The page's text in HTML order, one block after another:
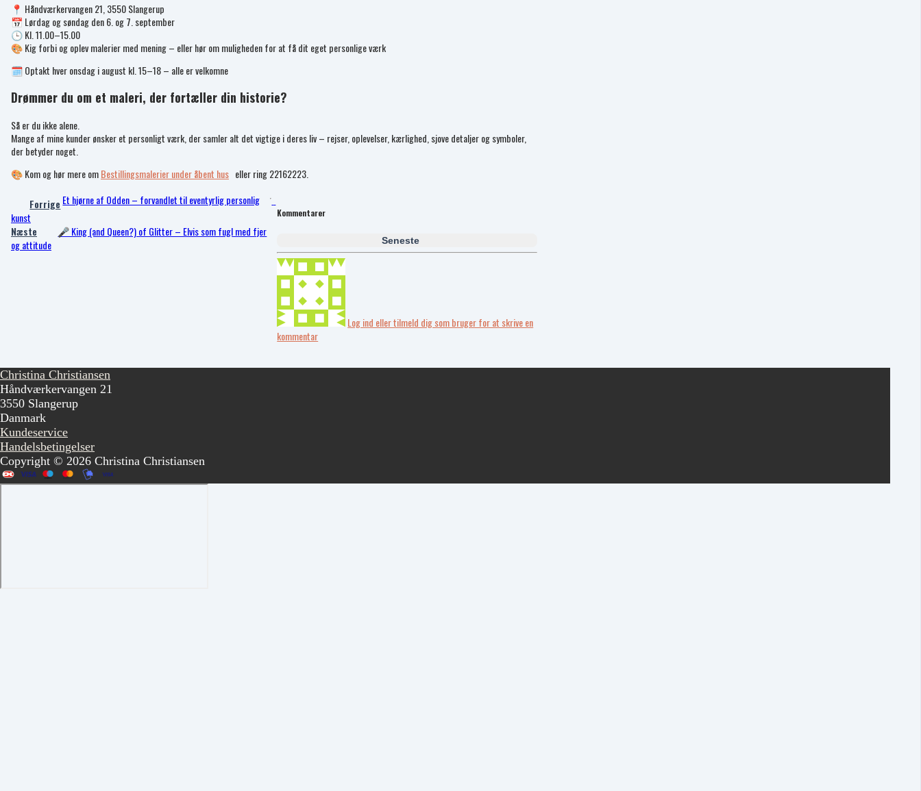
📍 Håndværkervangen 21, 3550 Slangerup
📅 Lørdag og søndag den 6. og 7. september
🕒 Kl. 11.00–15.00
🎨 Kig forbi og oplev malerier med mening – eller hør om muligheden for at få dit eget personlige værk
🗓️ Optakt hver onsdag i august kl. 15–18 – alle er velkomne
Drømmer du om et maleri, der fortæller din historie?
Så er du ikke alene.
Mange af mine kunder ønsker et personligt værk, der samler alt det vigtige i deres liv – rejser, oplevelser, kærlighed, sjove detaljer og symboler,
der betyder noget.
🎨 Kom og hør mere omBestillingsmalerier under åbent hus eller ring 22162223.
Forrige Et hjørne af Odden – forvandlet til eventyrlig personlig
kunst
Næste
🎤 King (and Queen?) of Glitter – Elvis som fugl med fjer
og attitude
Kommentarer
Seneste
Log ind eller tilmeld dig som bruger for at skrive en
kommentar
Christina Christiansen
Håndværkervangen 21
3550 Slangerup
Danmark
Kundeservice
Handelsbetingelser
Copyright © 2026 Christina Christiansen